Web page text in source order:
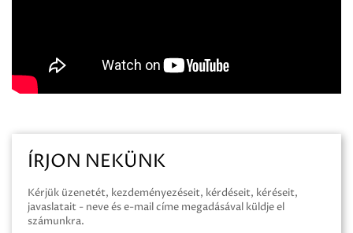
ÍRJON NEKÜNK
Kérjük üzenetét, kezdeményezéseit, kérdéseit, kéréseit,
javaslatait - neve és e-mail címe megadásával küldje el
számunkra.